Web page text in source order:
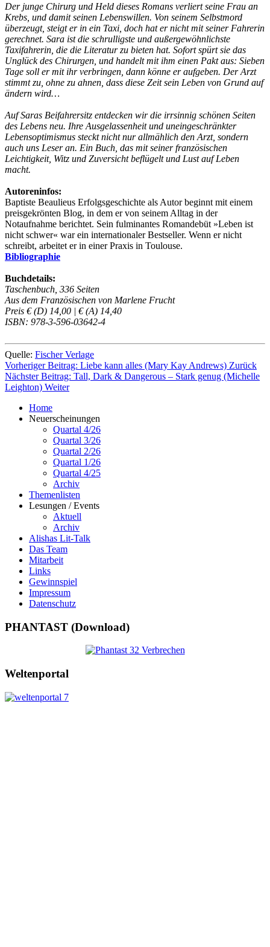
Der junge Chirurg und Held dieses Romans verliert seine Frau an
Krebs, und damit seinen Lebenswillen. Von seinem Selbstmord
überzeugt, steigt er in ein Taxi, doch hat er nicht mit seiner Fahrerin
gerechnet. Sara ist die schrulligste und außergewöhnlichste
Taxifahrerin, die die Literatur zu bieten hat. Sofort spürt sie das
Unglück des Chirurgen, und handelt mit ihm einen Pakt aus: Sieben
Tage soll er mit ihr verbringen, dann könne er aufgeben. Der Arzt
stimmt zu, ohne zu ahnen, dass diese Zeit sein Leben von Grund auf
ändern wird…
Auf Saras Beifahrersitz entdecken wir die irrsinnig schönen Seiten
des Lebens neu. Ihre Ausgelassenheit und uneingeschränkter
Lebensoptimismus steckt nicht nur allmählich den Arzt, sondern
auch uns Leser an. Ein Buch, das mit seiner französischen
Leichtigkeit, Witz und Zuversicht beflügelt und Lust auf Leben
macht.
Autoreninfos:
Baptiste Beaulieus Erfolgsgeschichte als Autor beginnt mit einem
preisgekrönten Blog, in dem er von seinem Alltag in der
Notaufnahme berichtet. Sein fulminantes Romandebüt »Leben ist
nicht schwer« war ein internationaler Bestseller. Wenn er nicht
schreibt, arbeitet er in einer Praxis in Toulouse.
Bibliographie
Buchdetails:
Taschenbuch, 336 Seiten
Aus dem Französischen von Marlene Frucht
Preis € (D) 14,00 | € (A) 14,40
ISBN: 978-3-596-03642-4
Quelle: Fischer Verlage
Vorheriger Beitrag: Liebe kann alles (Mary Kay Andrews) Zurück
Nächster Beitrag: Tall, Dark & Dangerous – Stark genug (Michelle
Leighton) Weiter
Home
Neuerscheinungen
Quartal 4/26
Quartal 3/26
Quartal 2/26
Quartal 1/26
Quartal 4/25
Archiv
Themenlisten
Lesungen / Events
Aktuell
Archiv
Alishas Lit-Talk
Das Team
Mitarbeit
Links
Gewinnspiel
Impressum
Datenschutz
PHANTAST (Download)
Weltenportal